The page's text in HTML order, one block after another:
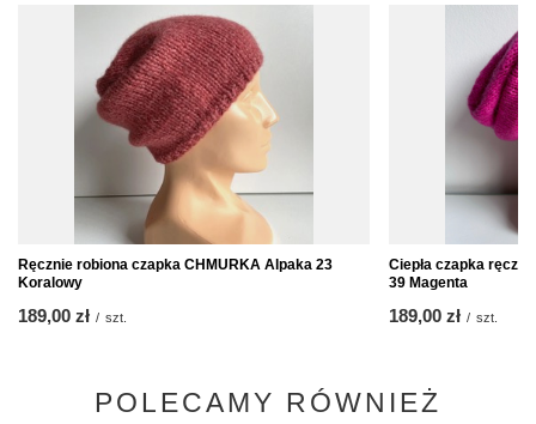
Ręcznie robiona czapka CHMURKA Alpaka 23
Koralowy
189,00 zł / szt.
Ciepła czapka
39 Magenta
189,00 zł / szt.
POLECAMY RÓWNIEŻ